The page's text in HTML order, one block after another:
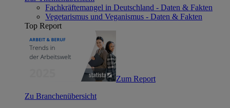
Fachkräftemangel in Deutschland - Daten & Fakten
Vegetarismus und Veganismus - Daten & Fakten
Top Report
Zum Report
Zu Branchenübersicht